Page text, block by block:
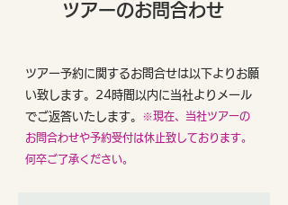
ツアーのお問合わせ
ツアー予約に関するお問合せは以下よりお願
い致します。24時間以内に当社よりメール
でご返答いたします。
※現在、当社ツアーの
お問合わせや予約受付は休止致しております。
何卒ご了承ください。